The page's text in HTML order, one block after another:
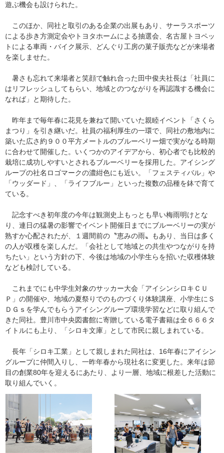
遊ぶ機会も設けられた。
このほか、同社と取引のある企業の出展もあり、サーラスポーツ
による歩き方測定会やトヨタホームによる抽選会、名古屋トヨペッ
トによる車両・バイク展示、どんぐり工房の菓子販売などが来場者
を楽しませた。
暑さも忘れて来場者と笑顔で触れ合った田中俊夫社長は「社員に
はリフレッシュしてもらい、地域とのつながりを再認識する機会に
なれば」と期待した。
昨年まで毎年春に花見を兼ねて開いていた親睦イベント「さくら
まつり」を引き継いだ。社員の福利厚生の一環で、同社の敷地内に
築いた広さ約９００平方メートルのブルーベリー畑で実がなる時期
に合わせて開催した。いくつかのアイデアから、初心者でも比較的
栽培に成功しやすいとされるブルーベリーを採用した。アイシング
ループの社名ロゴマークの濃紺色にも近い。「フェスティバル」や
「ウッダード」、「ライフブルー」といった複数の品種を鉢で育て
ている。
記念すべき初年度の今年は観測史上もっとも早い梅雨明けとな
り、連日の猛暑の影響でイベント開催日までにブルーベリーの実が
熟すか心配されたが、１週間前の〝恵みの雨〟もあり、当日は多く
の人が収穫を楽しんだ。「会社として地域との共生やつながりを持
ちたい」という方針の下、今後は地域の小学生らを招いた収穫体験
なども検討している。
これまでにも中学生対象のサッカー大会「アイシンシロキＣＵ
Ｐ」の開催や、地域の夏祭りでのものづくり体験講座、小学生にＳ
ＤＧｓを学んでもらうアイシングループ環境学習などに取り組んで
きた同社。豊川市中央図書館に寄贈している電子書籍は全６６６タ
イトルにも上り、「シロキ文庫」として市民に親しまれている。
長年「シロキ工業」として親しまれた同社は、16年春にアイシン
グループに仲間入りし、一昨年春から現社名に変更した。来年は節
目の創業80年を迎えるにあたり、より一層、地域に根差した活動に
取り組んでいく。